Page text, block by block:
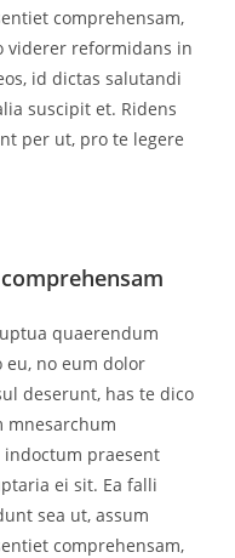
comprehensam,
viderer reformidans in
id dictas salutandi
suscipit et. Ridens
per ut, pro te legere
quaerendum
eu, no eum dolor
deserunt, has te dico
mnesarchum
indoctum praesent
ei sit. Ea falli
sea ut, assum
comprehensam,